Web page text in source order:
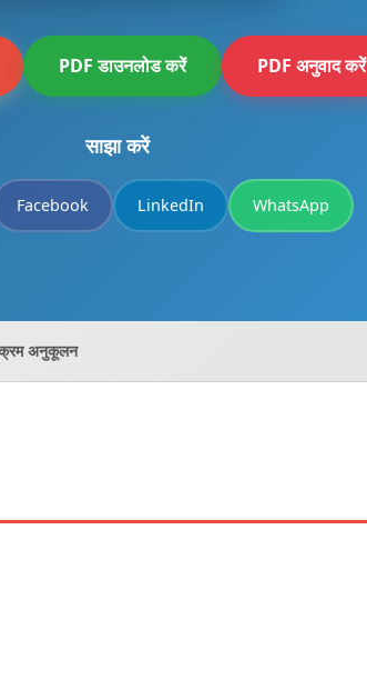
PDF डाउनलोड करें PDF अनुवाद करें
साझा करें
Facebook LinkedIn WhatsApp
अनुकूलन